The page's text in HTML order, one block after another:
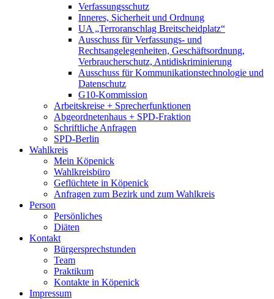
Verfassungsschutz
Inneres, Sicherheit und Ordnung
UA „Terroranschlag Breitscheidplatz“
Ausschuss für Verfassungs- und
Rechtsangelegenheiten, Geschäftsordnung,
Verbraucherschutz, Antidiskriminierung
Ausschuss für Kommunikationstechnologie und
Datenschutz
G10-Kommission
Arbeitskreise + Sprecherfunktionen
Abgeordnetenhaus + SPD-Fraktion
Schriftliche Anfragen
SPD-Berlin
Wahlkreis
Mein Köpenick
Wahlkreisbüro
Geflüchtete in Köpenick
Anfragen zum Bezirk und zum Wahlkreis
Person
Persönliches
Diäten
Kontakt
Bürgersprechstunden
Team
Praktikum
Kontakte in Köpenick
Impressum